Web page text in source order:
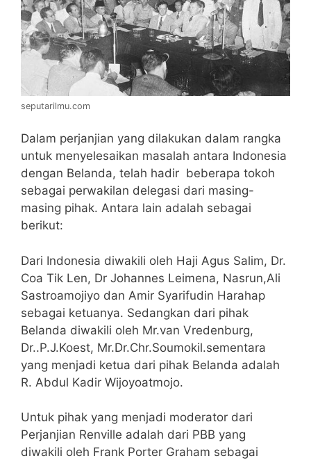
seputarilmu.com
Dalam perjanjian yang dilakukan dalam rangka
untuk menyelesaikan masalah antara Indonesia
dengan Belanda, telah hadir beberapa tokoh
sebagai perwakilan delegasi dari masing-
masing pihak. Antara lain adalah sebagai
berikut:
Dari Indonesia diwakili oleh Haji Agus Salim, Dr.
Coa Tik Len, Dr Johannes Leimena, Nasrun,Ali
Sastroamojiyo dan Amir Syarifudin Harahap
sebagai ketuanya. Sedangkan dari pihak
Belanda diwakili oleh Mr.van Vredenburg,
Dr..P.J.Koest, Mr.Dr.Chr.Soumokil.sementara
yang menjadi ketua dari pihak Belanda adalah
R. Abdul Kadir Wijoyoatmojo.
Untuk pihak yang menjadi moderator dari
Perjanjian Renville adalah dari PBB yang
diwakili oleh Frank Porter Graham sebagai